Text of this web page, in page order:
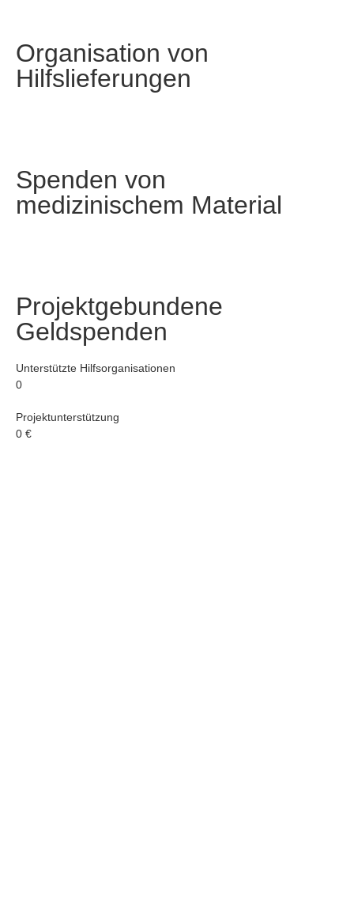
Organisation von
Hilfslieferungen
Spenden von
medizinischem Material
Projektgebundene
Geldspenden
Unterstützte Hilfsorganisationen
0
Projektunterstützung
0 €